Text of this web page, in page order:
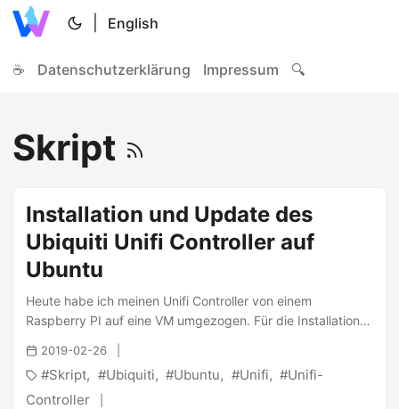
English
☕ Datenschutzerklärung Impressum 🔍
Skript
Installation und Update des
Ubiquiti Unifi Controller auf
Ubuntu
Heute habe ich meinen Unifi Controller von einem
Raspberry PI auf eine VM umgezogen. Für die Installation
habe ich Ubuntu 18.04 als OS gewählt und wollte natürlich
auch den Unifi Controller dort möglichst unkompliziert
installieren. Das geht eigentlich recht einfach, wenn man
der Doku folgt die wiederum auf einen Community-Artikel
2019-02-26
Skript Ubiquiti Ubuntu Unifi
Unifi-
Controller